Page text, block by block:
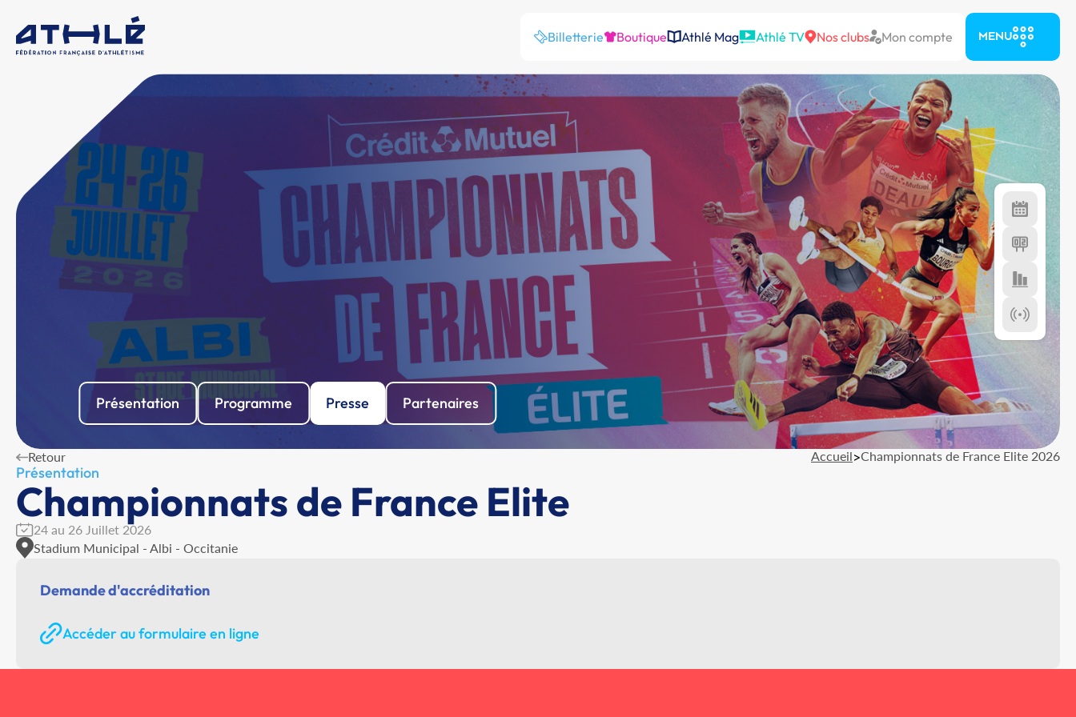
Billetterie Boutique Athlé Mag Athlé TV Nos clubs Mon compte MENU
Présentation Programme Presse Partenaires
Retour Accueil>Championnats de France Elite 2026
Présentation
Championnats de France Elite
24 au 26 Juillet 2026
Stadium Municipal - Albi - Occitanie
Demande d'accréditation
Accéder au formulaire en ligne